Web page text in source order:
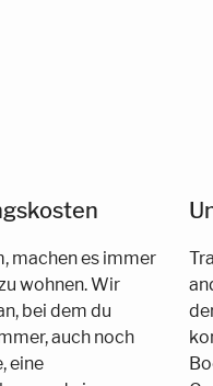
machen es immer
wohnen. Wir
bei dem du
auch noch
eine